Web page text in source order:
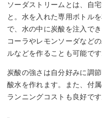
ソーダストリームとは、自
と。水を入れた専用ボトル
で、水の中に炭酸を注入で
コーラやレモンソーダなど
ルなどを作ることも可能です
炭酸の強さは自分好みに調
酸水を作れます。また、付
ランニングコストも良好です